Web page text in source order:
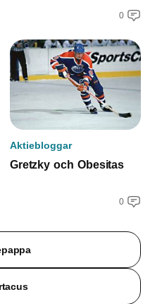
0
Aktiebloggar
Gretzky och Obesitas
0